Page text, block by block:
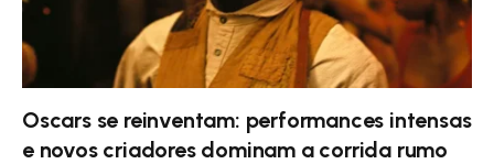
Oscars se reinventam: performances intensas
e novos criadores dominam a corrida rumo